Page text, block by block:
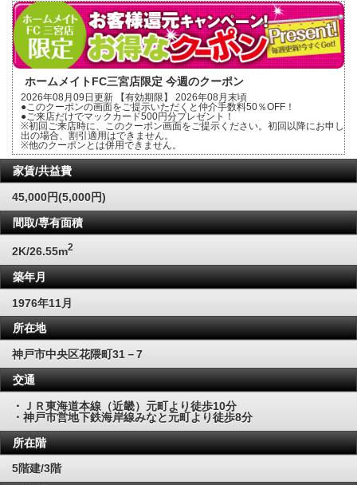
ホームメイトFC三宮店限定 今週のクーポン
2026年08月09日更新 【有効期限】 2026年08月末頃
●このクーポンの画面をご提示いただくと仲介手数料50％OFF！
●ご来店だけでマックカード500円分プレゼント！
※初回ご来店時に、このクーポン画面をご提示ください。初回以降にお申し
出の場合、割引適用はできません。
※他のクーポンとは併用できません。
家賃/共益費
45,000円(5,000円)
間取/専有面積
2K/26.55m2
築年月
1976年11月
所在地
神戸市中央区花隈町31－7
交通
・ＪＲ東海道本線（近畿）元町より徒歩10分
・神戸市営地下鉄海岸線みなと元町より徒歩8分
所在階
5階建/3階